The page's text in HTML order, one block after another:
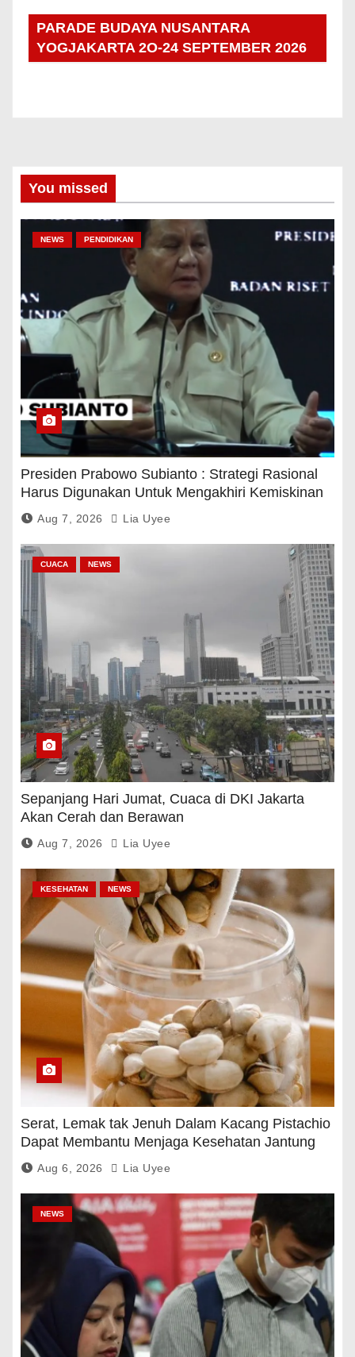
PARADE BUDAYA NUSANTARA
YOGJAKARTA 2O-24 SEPTEMBER 2026
You missed
NEWS PENDIDIKAN
Presiden Prabowo Subianto : Strategi Rasional
Harus Digunakan Untuk Mengakhiri Kemiskinan
Aug 7, 2026 Lia Uyee
CUACA NEWS
Sepanjang Hari Jumat, Cuaca di DKI Jakarta
Akan Cerah dan Berawan
Aug 7, 2026 Lia Uyee
KESEHATAN NEWS
Serat, Lemak tak Jenuh Dalam Kacang Pistachio
Dapat Membantu Menjaga Kesehatan Jantung
Dan Gula Darah
Aug 6, 2026 Lia Uyee
NEWS